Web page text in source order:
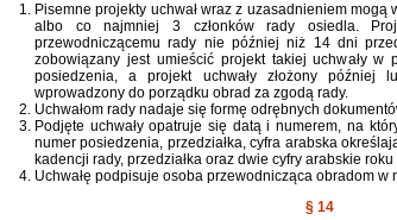
Pisemne projekty uchwał wraz z uzasadnieniem
albo co najmniej 3 członków rady osiedla.
przewodniczącemu rady nie później niż 14 dni
zobowiązany jest umieścić projekt takiej uchwały w
posiedzenia, a projekt uchwały złożony później
wprowadzony do porządku obrad za zgodą rady.
Uchwałom rady nadaje się formę odrębnych
Podjęte uchwały opatruje się datą i numerem, na
numer posiedzenia, przedziałka, cyfra arabska
kadencji rady, przedziałka oraz dwie cyfry arabskie
Uchwałę podpisuje osoba przewodnicząca obradom w
§ 14